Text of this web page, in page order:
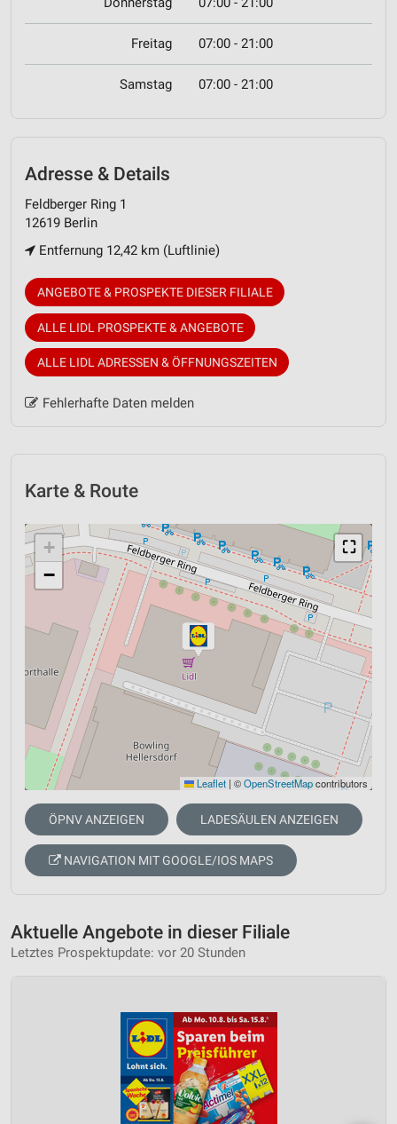
Freitag 07:00 - 21:00
Samstag 07:00 - 21:00
Adresse & Details
Feldberger Ring 1
12619 Berlin
Entfernung 12,42 km (Luftlinie)
ANGEBOTE & PROSPEKTE DIESER FILIALE
ALLE LIDL PROSPEKTE & ANGEBOTE
ALLE LIDL ADRESSEN & ÖFFNUNGSZEITEN
Fehlerhafte Daten melden
Karte & Route
⛶
+
−
Leaflet | ©OpenStreetMapcontributors
ÖPNV ANZEIGEN LADESÄULEN ANZEIGEN
NAVIGATION MIT GOOGLE/IOS MAPS
Aktuelle Angebote in dieser Filiale
Letztes Prospektupdate: vor 20 Stunden